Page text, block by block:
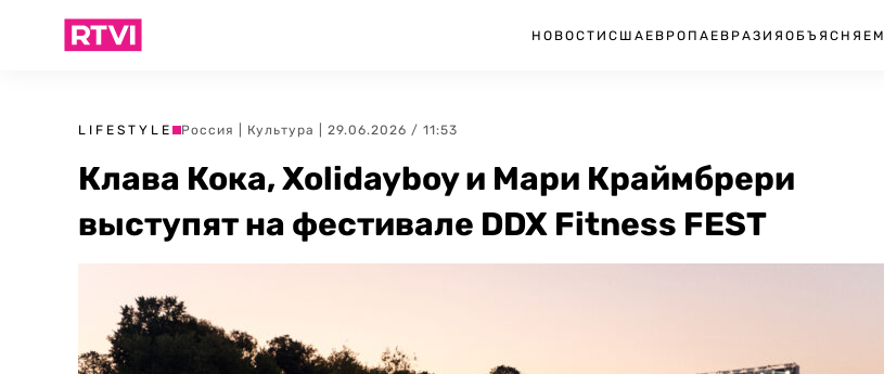
НОВОСТИ США ЕВРОПА ЕВРАЗИЯ ОБЪЯСНЯЕМ
LIFESTYLE Россия Культура | 29.06.2026 / 11:53
Клава Кока, Xolidayboy и Мари Краймбрери
выступят на фестивале DDX Fitness FEST